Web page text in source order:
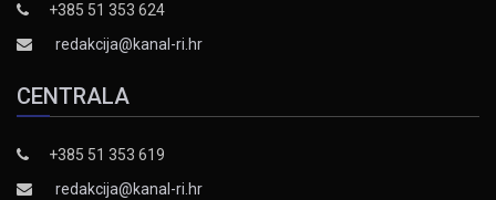
+385 51 353 624
redakcija@kanal-ri.hr
CENTRALA
+385 51 353 619
redakcija@kanal-ri.hr